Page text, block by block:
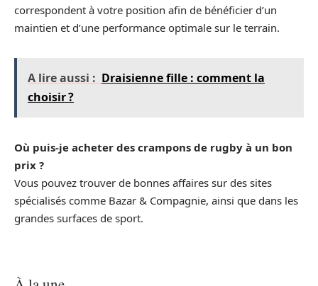
correspondent à votre position afin de bénéficier d’un
maintien et d’une performance optimale sur le terrain.
A lire aussi : Draisienne fille : comment la
choisir ?
Où puis-je acheter des crampons de rugby à un bon
prix ?
Vous pouvez trouver de bonnes affaires sur des sites
spécialisés comme Bazar & Compagnie, ainsi que dans les
grandes surfaces de sport.